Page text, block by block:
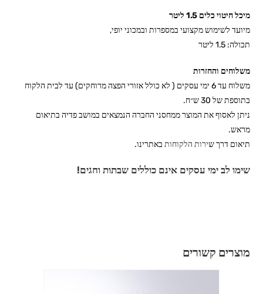
מיכל חיטוי כלים 1.5 ליטר
מיועד לשימוש מקצועי במספרות ובמכוני יופי,
תכולה: 1.5 ליטר
משלוחים והחזרות
משלוח עד 6 ימי עסקים ( לא כולל אזורי הפצה מרוחקים) עד לבית הלקוח
בתוספת של 30 ש״ח.
ניתן לאסוף את המוצר ממחסני החברה הנמצאים במושב פדיה בתיאום
מראש.
תיאום דרך שירות הלקוחות באתרינו.
שימו לב ימי עסקים אינם כוללים שבתות וחגים!
מוצרים קשורים